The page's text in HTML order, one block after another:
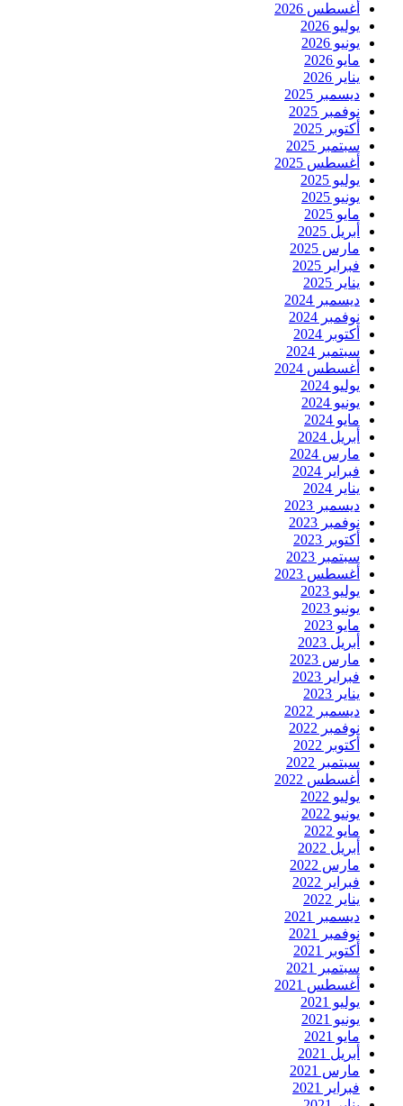
أغسطس 2026
يوليو 2026
يونيو 2026
مايو 2026
يناير 2026
ديسمبر 2025
نوفمبر 2025
أكتوبر 2025
سبتمبر 2025
أغسطس 2025
يوليو 2025
يونيو 2025
مايو 2025
أبريل 2025
مارس 2025
فبراير 2025
يناير 2025
ديسمبر 2024
نوفمبر 2024
أكتوبر 2024
سبتمبر 2024
أغسطس 2024
يوليو 2024
يونيو 2024
مايو 2024
أبريل 2024
مارس 2024
فبراير 2024
يناير 2024
ديسمبر 2023
نوفمبر 2023
أكتوبر 2023
سبتمبر 2023
أغسطس 2023
يوليو 2023
يونيو 2023
مايو 2023
أبريل 2023
مارس 2023
فبراير 2023
يناير 2023
ديسمبر 2022
نوفمبر 2022
أكتوبر 2022
سبتمبر 2022
أغسطس 2022
يوليو 2022
يونيو 2022
مايو 2022
أبريل 2022
مارس 2022
فبراير 2022
يناير 2022
ديسمبر 2021
نوفمبر 2021
أكتوبر 2021
سبتمبر 2021
أغسطس 2021
يوليو 2021
يونيو 2021
مايو 2021
أبريل 2021
مارس 2021
فبراير 2021